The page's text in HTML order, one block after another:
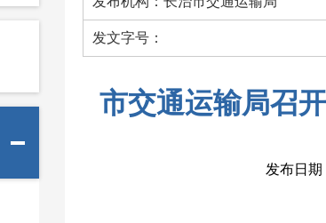
发文字号：
市交通运输局召
发布日